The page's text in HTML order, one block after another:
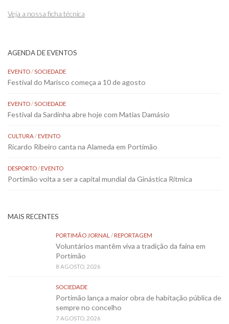
Veja a nossa ficha técnica
AGENDA DE EVENTOS
EVENTO/SOCIEDADE
Festival do Marisco começa a 10 de agosto
EVENTO/SOCIEDADE
Festival da Sardinha abre hoje com Matias Damásio
CULTURA/EVENTO
Ricardo Ribeiro canta na Alameda em Portimão
DESPORTO/EVENTO
Portimão volta a ser a capital mundial da Ginástica Rítmica
MAIS RECENTES
PORTIMÃO JORNAL /REPORTAGEM
Voluntários mantêm viva a tradição da faina em
Portimão
8 AGOSTO, 2026
SOCIEDADE
Portimão lança a maior obra de habitação pública de
sempre no concelho
7 AGOSTO, 2026